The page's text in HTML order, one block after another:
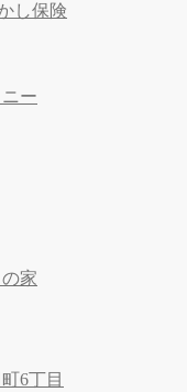
し保険
ー
家
6丁目